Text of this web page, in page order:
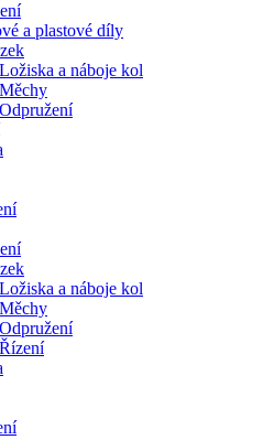
a plastové díly
Ložiska a náboje kol
Měchy
Odpružení
Ložiska a náboje kol
Měchy
Odpružení
Řízení